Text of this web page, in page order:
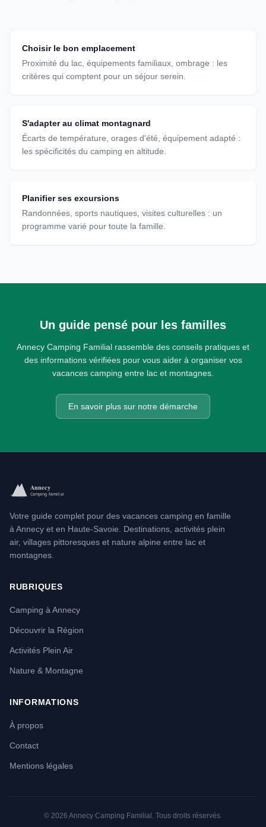
Choisir le bon emplacement
Proximité du lac, équipements familiaux, ombrage : les
critères qui comptent pour un séjour serein.
S'adapter au climat montagnard
Écarts de température, orages d'été, équipement adapté :
les spécificités du camping en altitude.
Planifier ses excursions
Randonnées, sports nautiques, visites culturelles : un
programme varié pour toute la famille.
Un guide pensé pour les familles
Annecy Camping Familial rassemble des conseils pratiques et
des informations vérifiées pour vous aider à organiser vos
vacances camping entre lac et montagnes.
En savoir plus sur notre démarche
Votre guide complet pour des vacances camping en famille
à Annecy et en Haute-Savoie. Destinations, activités plein
air, villages pittoresques et nature alpine entre lac et
montagnes.
RUBRIQUES
Camping à Annecy
Découvrir la Région
Activités Plein Air
Nature & Montagne
INFORMATIONS
À propos
Contact
Mentions légales
© 2026 Annecy Camping Familial. Tous droits réservés.